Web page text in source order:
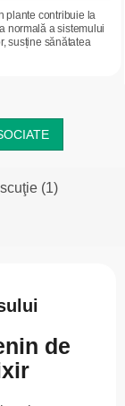
plante contribuie la
normală a sistemului
susține sănătatea
(1)
de